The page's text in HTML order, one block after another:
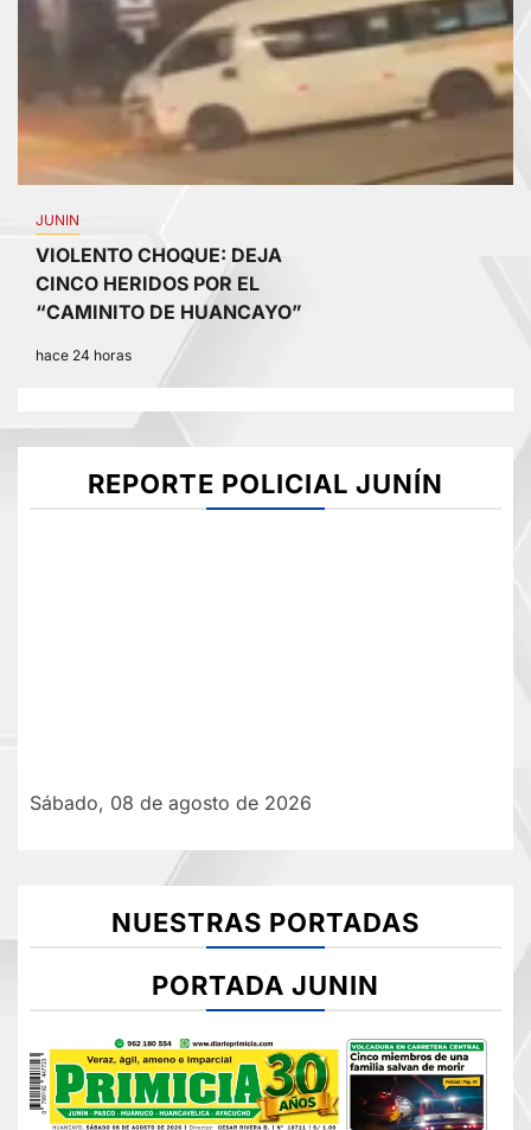
JUNIN
VIOLENTO CHOQUE: DEJA
CINCO HERIDOS POR EL
“CAMINITO DE HUANCAYO”
hace 24 horas
REPORTE POLICIAL JUNÍN
Sábado, 08 de agosto de 2026
NUESTRAS PORTADAS
PORTADA JUNIN